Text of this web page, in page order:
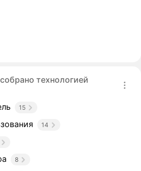
технологией
15
14
8